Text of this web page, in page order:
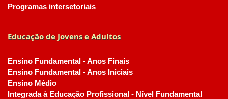
Programas intersetoriais
Educação de Jovens e Adultos
Ensino Fundamental - Anos Finais
Ensino Fundamental - Anos Iniciais
Ensino Médio
Integrada à Educação Profissional - Nível Fundamental